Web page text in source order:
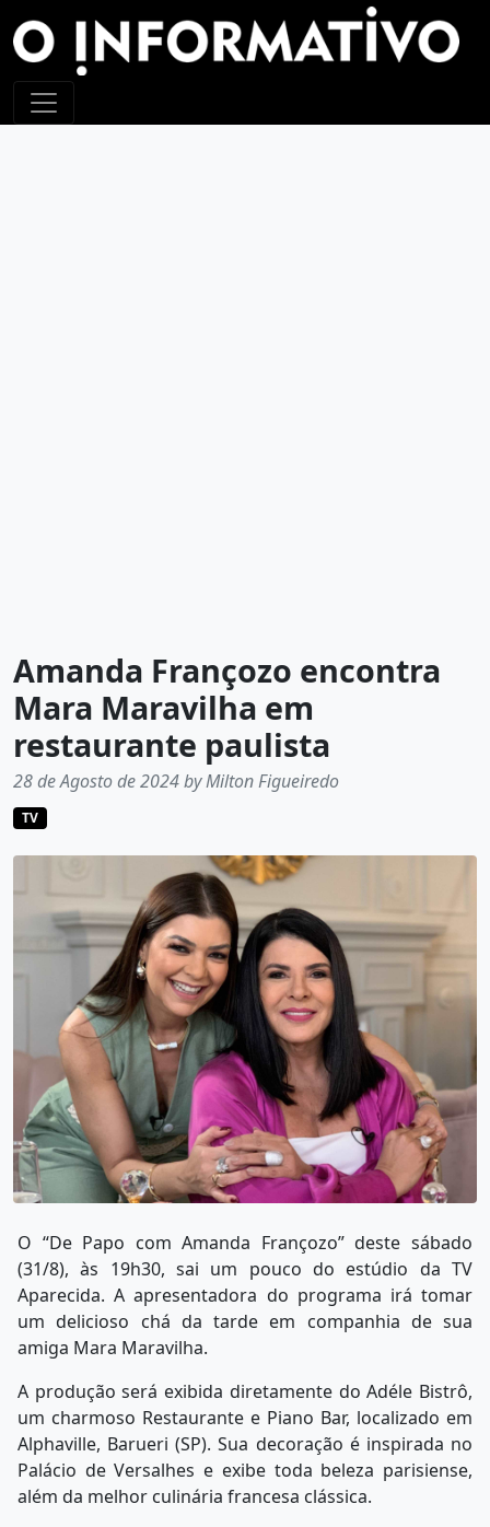
Amanda Françozo encontra
Mara Maravilha em
restaurante paulista
28 de Agosto de 2024 by Milton Figueiredo
TV
O “De Papo com Amanda Françozo” deste sábado
(31/8), às 19h30, sai um pouco do estúdio da TV
Aparecida. A apresentadora do programa irá tomar
um delicioso chá da tarde em companhia de sua
amiga Mara Maravilha.
A produção será exibida diretamente do Adéle Bistrô,
um charmoso Restaurante e Piano Bar, localizado em
Alphaville, Barueri (SP). Sua decoração é inspirada no
Palácio de Versalhes e exibe toda beleza parisiense,
além da melhor culinária francesa clássica.